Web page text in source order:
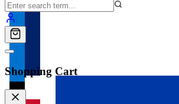
Shopping Cart